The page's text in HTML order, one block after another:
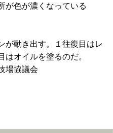
が色が濃くなっている
が動き出す。１往復目はレ
はオイルを塗るのだ。
場協議会